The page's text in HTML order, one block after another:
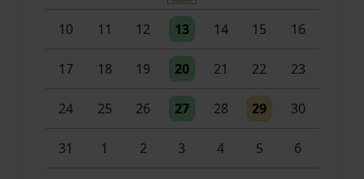
10 11 12 13
Un évènement
14 15 16
17 18 19 20
Un évènement
21 22 23
24 25 26 27
Un évènement
28 29
Un évènement
30
31 1 2 3
Un évènement
4 5
2 évènements
6